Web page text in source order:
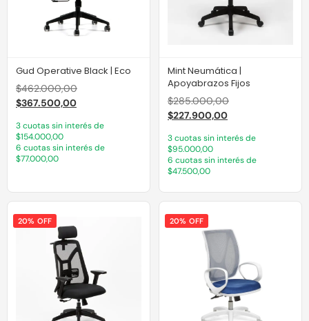
Gud Operative Black | Eco
$462.000,00
$367.500,00
3 cuotas sin interés de
$154.000,00
6 cuotas sin interés de
$77.000,00
Mint Neumática |
Apoyabrazos Fijos
$285.000,00
$227.900,00
3 cuotas sin interés de
$95.000,00
6 cuotas sin interés de
$47.500,00
20% OFF 20% OFF